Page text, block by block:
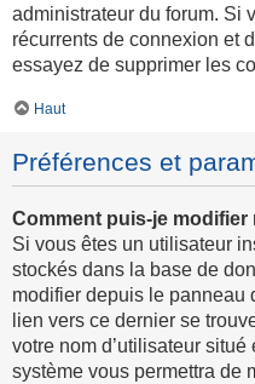
administrateur du forum. Si
récurrents de connexion et
essayez de supprimer les
Haut
Préférences et
Comment puis-je modifier
Si vous êtes un utilisateur
stockés dans la base de
modifier depuis le panneau
lien vers ce dernier se
votre nom d’utilisateur
système vous permettra de